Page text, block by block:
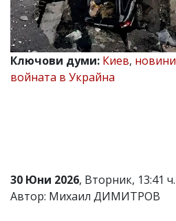
Главен
редактор:
Иван
Колев,
email:
office@flagman.bg
и
редакцията
Ключови думи: Киев, новини
войната в Украйна
30 Юни 2026, Вторник, 13:41 ч.
Автор: Михаил ДИМИТРОВ